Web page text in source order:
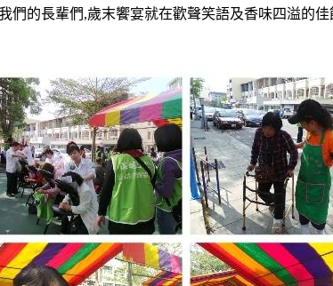
們的長輩們,歲末饗宴就在歡聲笑語及香味四溢的佳